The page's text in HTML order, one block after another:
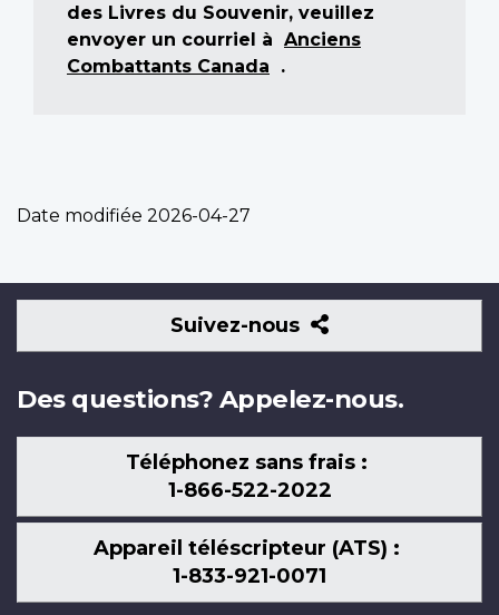
des Livres du Souvenir, veuillez
envoyer un courriel à Anciens
Combattants Canada
.
Date modifiée 2026-04-27
Suivez-nous
Suivez-
nous
Des questions? Appelez-nous.
Téléphonez sans frais :
1-866-522-2022
Appareil téléscripteur (ATS) :
1-833-921-0071